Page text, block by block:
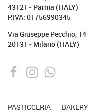
43121 - Parma (ITALY)
P.IVA: 01756990345
Via Giuseppe Pecchio, 14
20131 - Milano (ITALY)
PASTICCERIA BAKERY